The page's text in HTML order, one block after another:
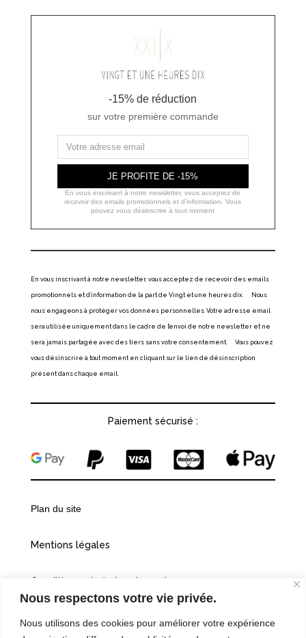
Nous respectons votre vie privée.
Nous utilisons des cookies pour améliorer votre expérience
-15% de réduction
sur votre première commande
JE PROFITE DE -15%
En vous inscrivant à notre newsletter, vous acceptez de
recevoir des emails promotionnels et d'information. Vous
pouvez vous désinscrire à tout moment
En vous inscrivant à notre newsletter, vous acceptez de recevoir des emails
promotionnels et d’information de la part de Vingt et une heures dix. Nous
nous engageons à protéger vos données personnelles. Votre adresse email
sera utilisée uniquement dans le cadre de l’envoi de notre newsletter et ne
sera jamais partagée avec des tiers sans votre consentement. Vous pouvez
vous désinscrire à tout moment en cliquant sur le lien de désinscription
présent dans chaque email.
Paiement sécurisé :
Plan du site
Mentions légales
Conditions générales de vente
Politiques de confidentialité